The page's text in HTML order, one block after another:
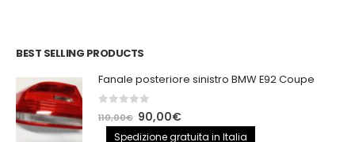
BEST SELLING PRODUCTS
Fanale posteriore sinistro BMW E92 Coupe
out of 5
110,00€ Il
prezzo
90,00€Il
prezzo
Spedizione gratuita in Italia